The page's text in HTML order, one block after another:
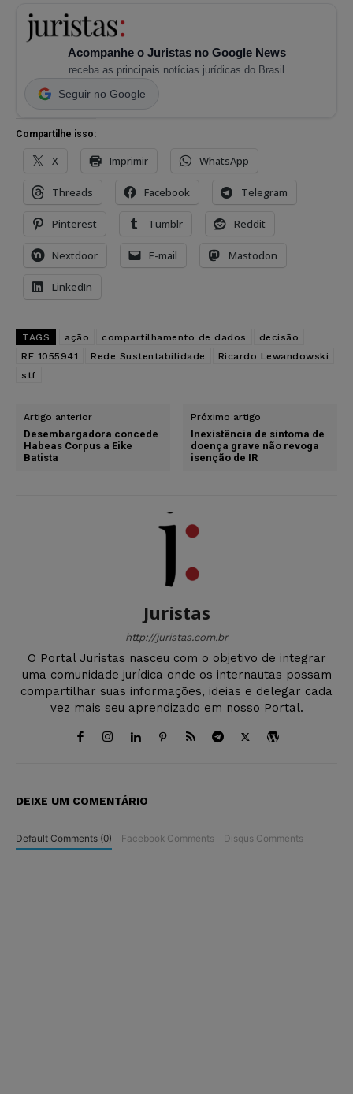
Acompanhe o Juristas no Google News
receba as principais notícias jurídicas do Brasil
Seguir no Google
Compartilhe isso:
X Imprimir WhatsApp
Threads Facebook Telegram
Pinterest Tumblr Reddit
Nextdoor E-mail Mastodon
LinkedIn
TAGS ação compartilhamento de dados
decisão
RE 1055941
Rede Sustentabilidade
Ricardo Lewandowski
stf
Artigo anterior
Desembargadora concede
Habeas Corpus a Eike
Batista
Próximo artigo
Inexistência de sintoma de
doença grave não revoga
isenção de IR
Juristas
http://juristas.com.br
O Portal Juristas nasceu com o objetivo de integrar
uma comunidade jurídica onde os internautas possam
compartilhar suas informações, ideias e delegar cada
vez mais seu aprendizado em nosso Portal.
DEIXE UM COMENTÁRIO
Default Comments (0) Facebook Comments Disqus Comments